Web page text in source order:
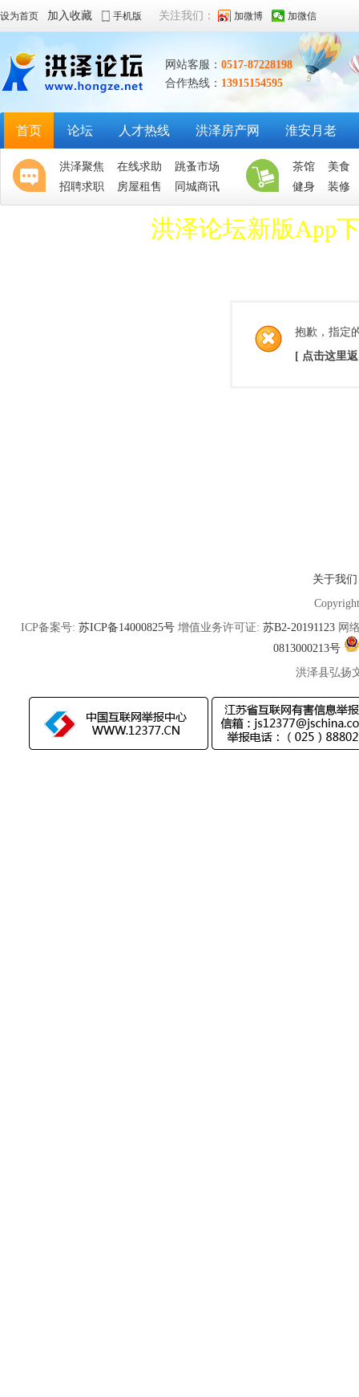
设为首页 加入收藏 手机版 关注我们： 加微博 加微信
网站客服： 0517-87228198
合作热线： 13915154595
首页 论坛 人才热线 洪泽房产网 淮安月老
洪泽聚焦 在线求助
跳蚤市场
招聘求职
房屋租售 同城商讯
茶馆
美食
健身
装修
洪泽论坛新版App
抱歉，指定
[ 点击这里
关于我们
ICP备案号: 苏ICP备14000825号 增值业务许可证: 苏B2-20191123 网
0813000213号
洪泽县弘扬